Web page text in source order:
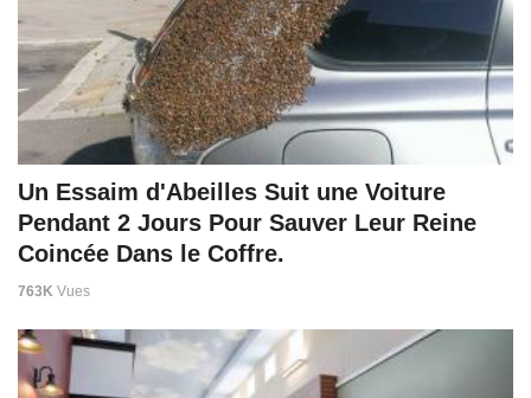
Un Essaim d'Abeilles Suit une Voiture
Pendant 2 Jours Pour Sauver Leur Reine
Coincée Dans le Coffre.
763K Vues